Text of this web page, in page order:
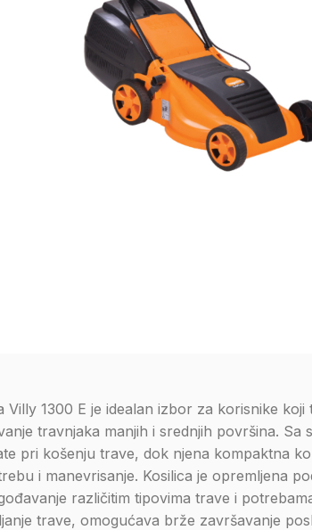
Villy 1300 E je idealan izbor za korisnike
travnjaka manjih i srednjih površina. Sa
pri košenju trave, dok njena kompaktna
i manevrisanje. Kosilica je opremljena
različitim tipovima trave i
trave, omogućava brže završavanje